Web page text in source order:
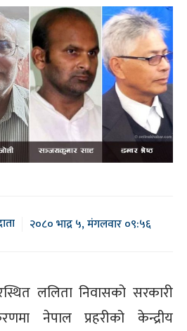
२०८० भाद्र ५, मंगलवार ०९:५६
ललिता निवासको सरकारी
नेपाल प्रहरीको केन्द्रीय